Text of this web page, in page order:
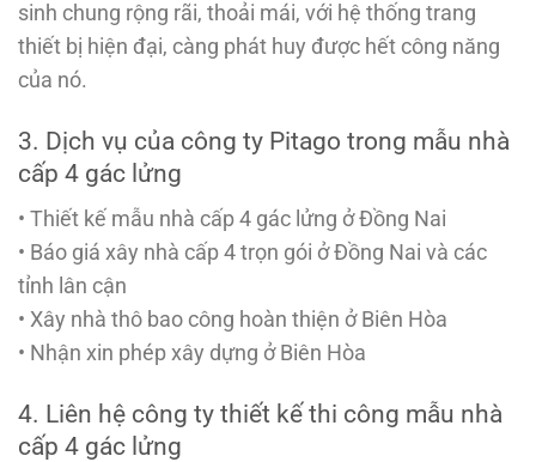
sinh chung rộng rãi, thoải mái, với hệ thống trang
thiết bị hiện đại, càng phát huy được hết công năng
của nó.
3. Dịch vụ của công ty Pitago trong mẫu nhà
cấp 4 gác lửng
• Thiết kế mẫu nhà cấp 4 gác lửng ở Đồng Nai
• Báo giá xây nhà cấp 4 trọn gói ở Đồng Nai và các
tỉnh lân cận
• Xây nhà thô bao công hoàn thiện ở Biên Hòa
• Nhận xin phép xây dựng ở Biên Hòa
4. Liên hệ công ty thiết kế thi công mẫu nhà
cấp 4 gác lửng